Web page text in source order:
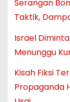
Serangan
Taktik,
Israel Diminta
Menunggu
Kisah Fiksi
Propaganda